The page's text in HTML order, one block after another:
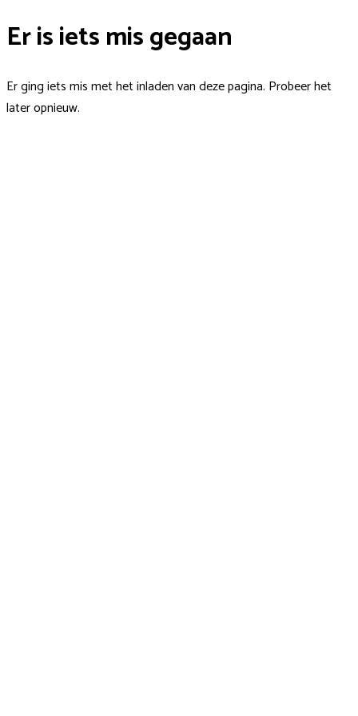
Er is iets mis gegaan
Er ging iets mis met het inladen van deze pagina. Probeer het
later opnieuw.